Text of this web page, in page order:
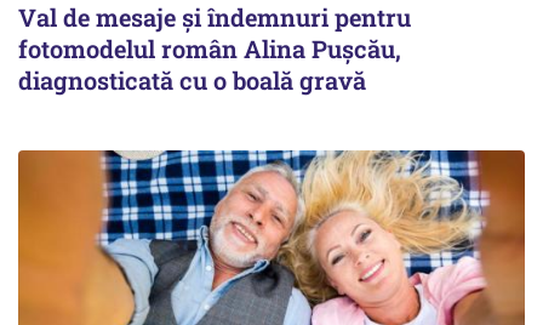
Val de mesaje și îndemnuri pentru
fotomodelul român Alina Pușcău,
diagnosticată cu o boală gravă